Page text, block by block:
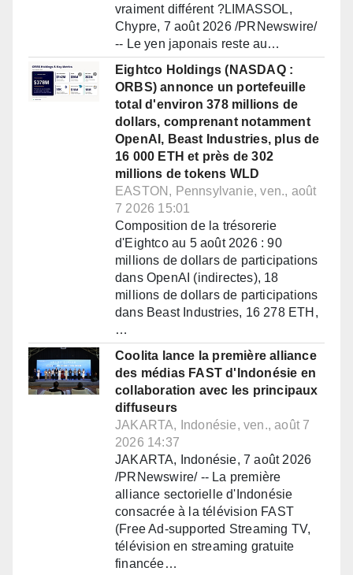
vraiment différent ?LIMASSOL,
Chypre, 7 août 2026 /PRNewswire/
-- Le yen japonais reste au…
Eightco Holdings (NASDAQ :
ORBS) annonce un portefeuille
total d'environ 378 millions de
dollars, comprenant notamment
OpenAI, Beast Industries, plus de
16 000 ETH et près de 302
millions de tokens WLD
EASTON, Pennsylvanie, ven., août
7 2026 15:01
Composition de la trésorerie
d'Eightco au 5 août 2026 : 90
millions de dollars de participations
dans OpenAI (indirectes), 18
millions de dollars de participations
dans Beast Industries, 16 278 ETH,
…
Coolita lance la première alliance
des médias FAST d'Indonésie en
collaboration avec les principaux
diffuseurs
JAKARTA, Indonésie, ven., août 7
2026 14:37
JAKARTA, Indonésie, 7 août 2026
/PRNewswire/ -- La première
alliance sectorielle d'Indonésie
consacrée à la télévision FAST
(Free Ad-supported Streaming TV,
télévision en streaming gratuite
financée…